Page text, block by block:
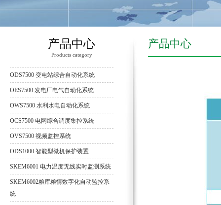
产品中心
产品中心
Products category
ODS7500 变电站综合自动化系统
OES7500 发电厂电气自动化系统
OWS7500 水利水电自动化系统
OCS7500 电网综合调度集控系统
OVS7500 视频监控系统
ODS1000 智能型微机保护装置
SKEM6001 电力温度无线实时监测系统
SKEM6002粮库粮情数字化自动监控系
统